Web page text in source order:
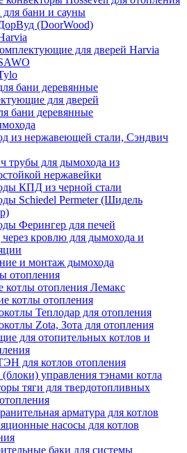
бани и сауны
(DoorWood)
для дверей Harvia
бани деревянные
для дверей
бани деревянные
из нержавеющей стали, Сэндвич
трубы для дымохода из
нержавейки
КПД из черной стали
Schiedel Permeter (Шидель
Ферингер для печей
кровлю для дымохода и
и монтаж дымохода
отопления
котлы отопления Лемакс
котлы отопления
Теплодар для отопления
Zota, Зота для отопления
для отопительных котлов и
для котлов отопления
управления тэнами котла
тяги для твердотопливных
арматура для котлов
насосы для котлов
баки для системы